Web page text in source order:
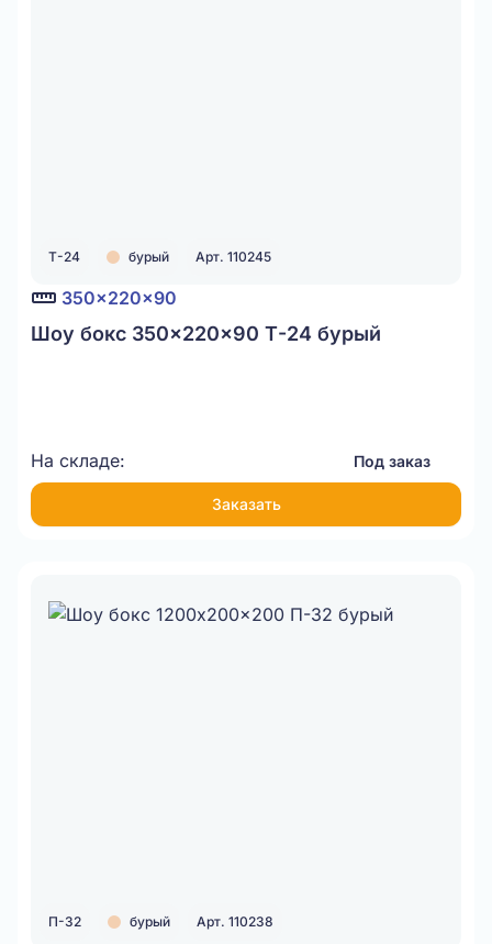
Т-24 бурый Арт. 110245
350x220x90
Шоу бокс 350x220x90 Т-24 бурый
На складе: Под заказ
Заказать
П-32 бурый Арт. 110238